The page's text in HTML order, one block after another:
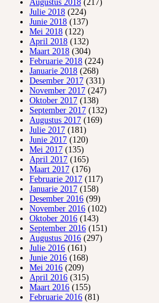
Augustus 2018 (217)
Julie 2018 (224)
Junie 2018 (137)
Mei 2018 (122)
April 2018 (132)
Maart 2018 (304)
Februarie 2018 (224)
Januarie 2018 (268)
Desember 2017 (331)
November 2017 (247)
Oktober 2017 (138)
September 2017 (132)
Augustus 2017 (169)
Julie 2017 (181)
Junie 2017 (120)
Mei 2017 (135)
April 2017 (165)
Maart 2017 (176)
Februarie 2017 (117)
Januarie 2017 (158)
Desember 2016 (99)
November 2016 (102)
Oktober 2016 (143)
September 2016 (151)
Augustus 2016 (297)
Julie 2016 (161)
Junie 2016 (168)
Mei 2016 (209)
April 2016 (315)
Maart 2016 (155)
Februarie 2016 (81)